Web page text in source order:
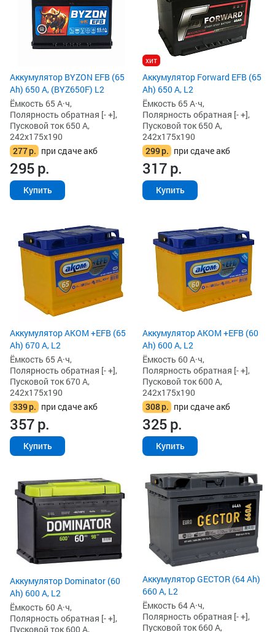
Аккумулятор BYZON EFB (65
Ah) 650 А, (BYZ650F) L2
Ёмкость 65 А·ч,
Полярность обратная [- +],
Пусковой ток 650 А,
242x175x190
277р. при сдаче акб
295р.
Купить
хит
Аккумулятор Forward EFB (65
Ah) 650 А, L2
Ёмкость 65 А·ч,
Полярность обратная [- +],
Пусковой ток 650 А,
242x175x190
299р. при сдаче акб
317р.
Купить
Аккумулятор AKOM +EFB (65
Ah) 670 А, L2
Ёмкость 65 А·ч,
Полярность обратная [- +],
Пусковой ток 670 А,
242x175x190
339р. при сдаче акб
357р.
Купить
Аккумулятор AKOM +EFB (60
Ah) 600 А, L2
Ёмкость 60 А·ч,
Полярность обратная [- +],
Пусковой ток 600 А,
242x175x190
308р. при сдаче акб
325р.
Купить
Аккумулятор Dominator (60
Ah) 600 А, L2
Ёмкость 60 А·ч,
Полярность обратная [- +],
Пусковой ток 600 А,
Аккумулятор GECTOR (64 Ah)
660 А, L2
Ёмкость 64 А·ч,
Полярность обратная [- +],
Пусковой ток 660 А,